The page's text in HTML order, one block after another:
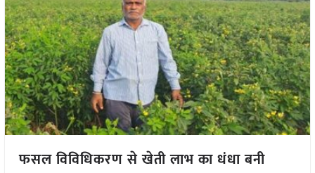
फसल विविधिकरण से खेती लाभ का धंधा बनी